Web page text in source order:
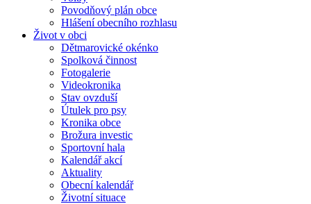
Povodňový plán obce
Hlášení obecního rozhlasu
Život v obci
Dětmarovické okénko
Spolková činnost
Fotogalerie
Videokronika
Stav ovzduší
Útulek pro psy
Kronika obce
Brožura investic
Sportovní hala
Kalendář akcí
Aktuality
Obecní kalendář
Životní situace